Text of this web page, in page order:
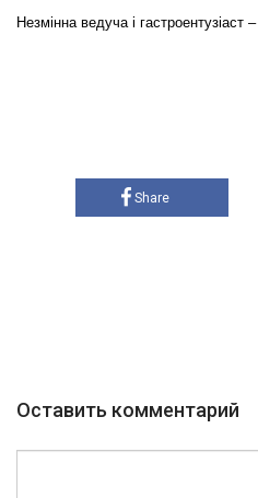
Незмінна ведуча і гастроентузіаст –
Share
Оставить комментарий